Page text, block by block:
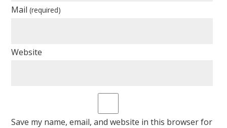
Mail(required)
Website
Save my name, email, and website in this browser for